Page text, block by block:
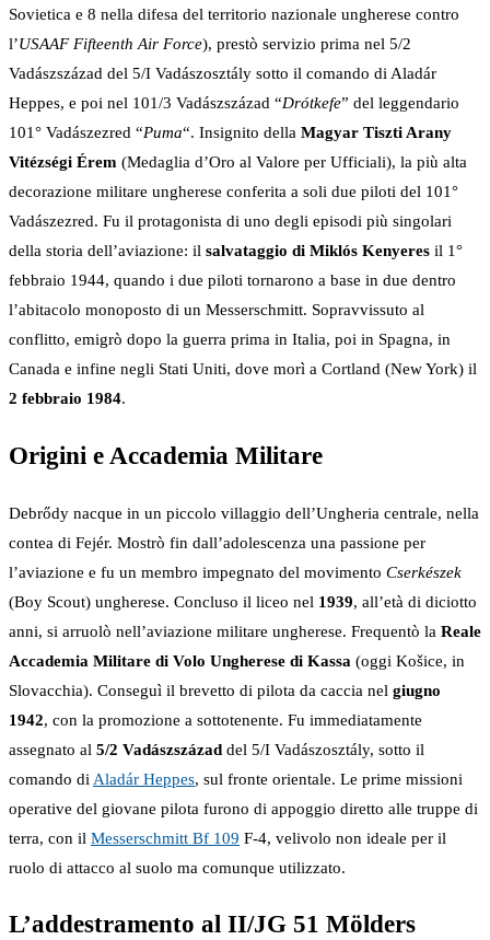
Sovietica e 8 nella difesa del territorio nazionale ungherese contro
l’USAAF Fifteenth Air Force), prestò servizio prima nel 5/2
Vadászszázad del 5/I Vadászosztály sotto il comando di Aladár
Heppes, e poi nel 101/3 Vadászszázad “Drótkefe” del leggendario
101° Vadászezred “Puma“. Insignito della Magyar Tiszti Arany
Vitézségi Érem (Medaglia d’Oro al Valore per Ufficiali), la più alta
decorazione militare ungherese conferita a soli due piloti del 101°
Vadászezred. Fu il protagonista di uno degli episodi più singolari
della storia dell’aviazione: il salvataggio di Miklós Kenyeres il 1°
febbraio 1944, quando i due piloti tornarono a base in due dentro
l’abitacolo monoposto di un Messerschmitt. Sopravvissuto al
conflitto, emigrò dopo la guerra prima in Italia, poi in Spagna, in
Canada e infine negli Stati Uniti, dove morì a Cortland (New York) il
2 febbraio 1984.
Origini e Accademia Militare
Debrődy nacque in un piccolo villaggio dell’Ungheria centrale, nella
contea di Fejér. Mostrò fin dall’adolescenza una passione per
l’aviazione e fu un membro impegnato del movimento Cserkészek
(Boy Scout) ungherese. Concluso il liceo nel 1939, all’età di diciotto
anni, si arruolò nell’aviazione militare ungherese. Frequentò la Reale
Accademia Militare di Volo Ungherese di Kassa (oggi Košice, in
Slovacchia). Conseguì il brevetto di pilota da caccia nel giugno
1942, con la promozione a sottotenente. Fu immediatamente
assegnato al 5/2 Vadászszázad del 5/I Vadászosztály, sotto il
comando di Aladár Heppes, sul fronte orientale. Le prime missioni
operative del giovane pilota furono di appoggio diretto alle truppe di
terra, con il Messerschmitt Bf 109 F-4, velivolo non ideale per il
ruolo di attacco al suolo ma comunque utilizzato.
L’addestramento al II/JG 51 Mölders